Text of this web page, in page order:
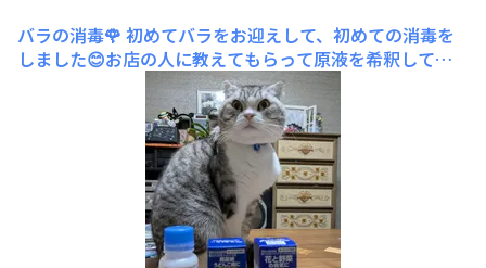
バラの消毒🌹 初めてバラをお迎えして、初めての消毒を
しました😊お店の人に教えてもらって原液を希釈してス
プレイしました❣️お世話大変だけど、5月がとても楽しみ
です🤗💕💕mahalo♡